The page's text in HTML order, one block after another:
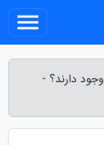
دارند؟ -